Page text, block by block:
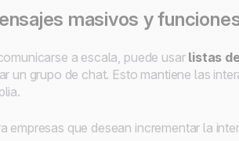
masivos y
a escala, puede usar listas
un grupo de chat. Esto mantiene las
empresas que desean incrementar la